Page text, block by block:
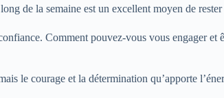
de la semaine est un excellent moyen de
Comment pouvez-vous vous engager
le courage et la détermination qu’apporte